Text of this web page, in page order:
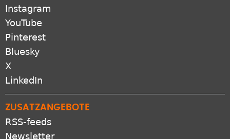
Instagram
YouTube
Pinterest
Bluesky
X
LinkedIn
ZUSATZANGEBOTE
RSS-feeds
Newsletter